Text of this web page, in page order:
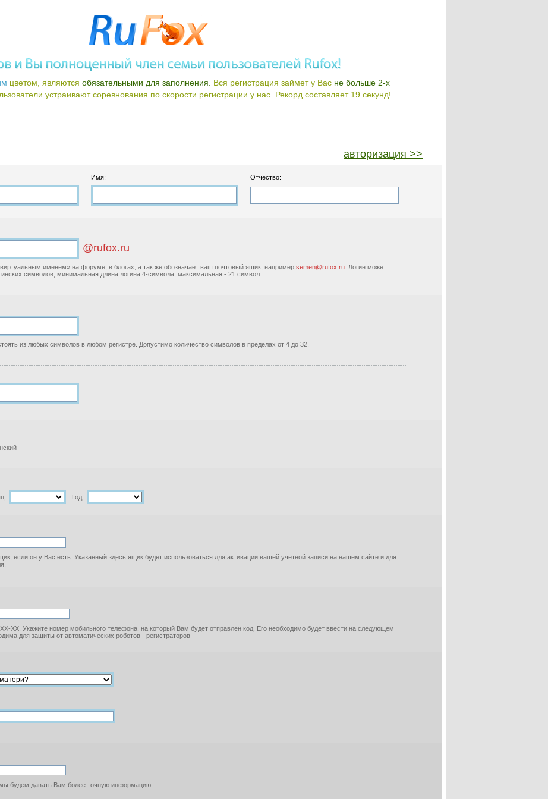
цветом, являются обязательными для заполнения. Вся регистрация займет у Вас не больше 2-х
устраивают соревнования по скорости регистрации у нас. Рекорд составляет 19 секунд!
авторизация >>
Имя: Отчество:
@rufox.ru
именем» на форуме, в блогах, а так же обозначает ваш почтовый ящик, например semen@rufox.ru. Логин может
символов, минимальная длина логина 4-символа, максимальная - 21 символ.
из любых символов в любом регистре. Допустимо количество символов в пределах от 4 до 32.
Год:
если он у Вас есть. Указанный здесь ящик будет использоваться для активации вашей учетной записи на нашем сайте и для
XX. Укажите номер мобильного телефона, на который Вам будет отправлен код. Его необходимо будет ввести на следующем
для защиты от автоматических роботов - регистраторов
будем давать Вам более точную информацию.